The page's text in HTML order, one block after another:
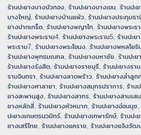
ร้านปะยางบางบัวทอง, ร้านปะยางบางเขน, ร้านปะ
บางใหญ่, ร้านปะยางบ้านแพ้ว, ร้านปะยางประทุมธา
ยางปากเกร็ด, ร้านปะยางพญาไท, ร้านปะยางพระร
ร้านปะยางพระราม4, ร้านปะยางพระราม5, ร้านปะย
พระราม7, ร้านปะยางพระโขนง, ร้านปะยางพหลโยธิ
ร้านปะยางพุทธมณฑล, ร้านปะยางมหาชัย, ร้านปะ
ร้านปะยางรังสิต, ร้านปะยางราชบุรี, ร้านปะยางรา
รามอินทรา, ร้านปะยางลาดพร้าว, ร้านปะยางลำลูก
ร้านปะยางศาลายา, ร้านปะยางสมุทรปราการ, ร้าน
ยางสะพานสูง, ร้านปะยางสาทร, ร้านปะยางสามเสน
ยางหลักสี่, ร้านปะยางหัวหมาก, ร้านปะยางอ่อนนุช,
ปะยางเกษตรนวมิทร์, ร้านปะยางเทพารักษ์, ร้านปะ
ยางเสรีไทย, ร้านปะยางแคราย, ร้านปะยางแจ้งวัฒ